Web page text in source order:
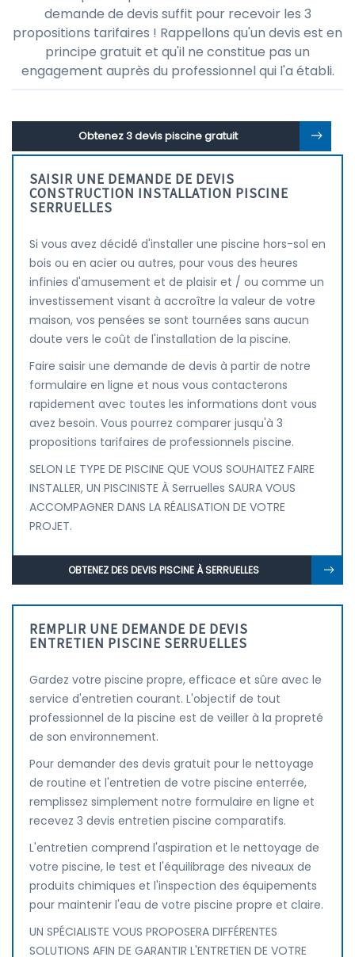
demande de devis suffit pour recevoir les 3
propositions tarifaires ! Rappellons qu'un devis est en
principe gratuit et qu'il ne constitue pas un
engagement auprès du professionnel qui l'a établi.
Obtenez 3 devis piscine gratuit
SAISIR UNE DEMANDE DE DEVIS
CONSTRUCTION INSTALLATION PISCINE
SERRUELLES
Si vous avez décidé d'installer une piscine hors-sol en
bois ou en acier ou autres, pour vous des heures
infinies d'amusement et de plaisir et / ou comme un
investissement visant à accroître la valeur de votre
maison, vos pensées se sont tournées sans aucun
doute vers le coût de l'installation de la piscine.
Faire saisir une demande de devis à partir de notre
formulaire en ligne et nous vous contacterons
rapidement avec toutes les informations dont vous
avez besoin. Vous pourrez comparer jusqu'à 3
propositions tarifaires de professionnels piscine.
SELON LE TYPE DE PISCINE QUE VOUS SOUHAITEZ FAIRE
INSTALLER, UN PISCINISTE À Serruelles SAURA VOUS
ACCOMPAGNER DANS LA RÉALISATION DE VOTRE
PROJET.
OBTENEZ DES DEVIS PISCINE À SERRUELLES
REMPLIR UNE DEMANDE DE DEVIS
ENTRETIEN PISCINE SERRUELLES
Gardez votre piscine propre, efficace et sûre avec le
service d'entretien courant. L'objectif de tout
professionnel de la piscine est de veiller à la propreté
de son environnement.
Pour demander des devis gratuit pour le nettoyage
de routine et l'entretien de votre piscine enterrée,
remplissez simplement notre formulaire en ligne et
recevez 3 devis entretien piscine comparatifs.
L'entretien comprend l'aspiration et le nettoyage de
votre piscine, le test et l'équilibrage des niveaux de
produits chimiques et l'inspection des équipements
pour maintenir l'eau de votre piscine propre et claire.
UN SPÉCIALISTE VOUS PROPOSERA DIFFÉRENTES
SOLUTIONS AFIN DE GARANTIR L'ENTRETIEN DE VOTRE